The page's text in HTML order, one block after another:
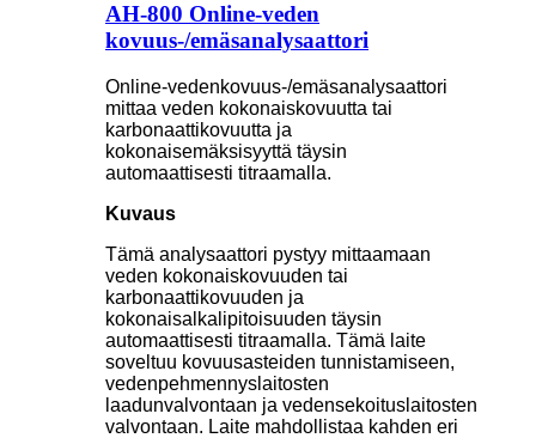
AH-800 Online-veden
kovuus-/emäsanalysaattori
Online-vedenkovuus-/emäsanalysaattori
mittaa veden kokonaiskovuutta tai
karbonaattikovuutta ja
kokonaisemäksisyyttä täysin
automaattisesti titraamalla.
Kuvaus
Tämä analysaattori pystyy mittaamaan
veden kokonaiskovuuden tai
karbonaattikovuuden ja
kokonaisalkalipitoisuuden täysin
automaattisesti titraamalla. Tämä laite
soveltuu kovuusasteiden tunnistamiseen,
vedenpehmennyslaitosten
laadunvalvontaan ja vedensekoituslaitosten
valvontaan. Laite mahdollistaa kahden eri